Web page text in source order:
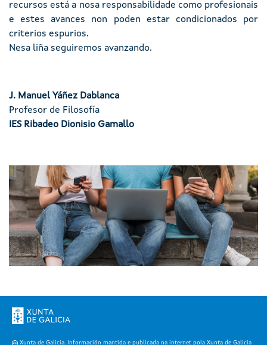
recursos está a nosa responsabilidade como profesionais
e estes avances non poden estar condicionados por
criterios espurios.
Nesa liña seguiremos avanzando.
J. Manuel Yáñez Dablanca
Profesor de Filosofía
IES Ribadeo Dionisio Gamallo
Imaxe
Xunta de Galicia. Información mantida e publicada na internet pola Xunta de Galicia